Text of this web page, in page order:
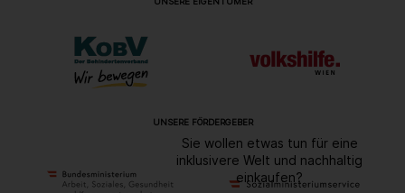
Sie wollen etwas tun für eine
inklusivere Welt und nachhaltig
einkaufen?
UNSERE FÖRDERGEBER